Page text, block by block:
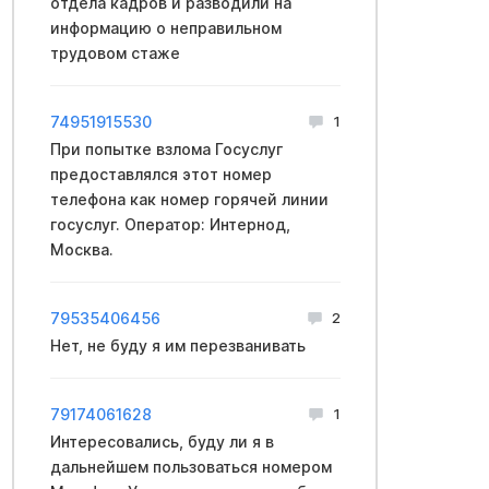
информацию о неправильном
трудовом стаже
74951915530 1
При попытке взлома Госуслуг
предоставлялся этот номер
телефона как номер горячей линии
госуслуг. Оператор: Интернод,
Москва.
79535406456 2
Нет, не буду я им перезванивать
79174061628 1
Интересовались, буду ли я в
дальнейшем пользоваться номером